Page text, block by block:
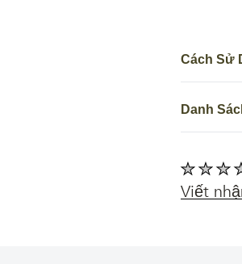
Cách Sử
Danh
Không
có
Viết